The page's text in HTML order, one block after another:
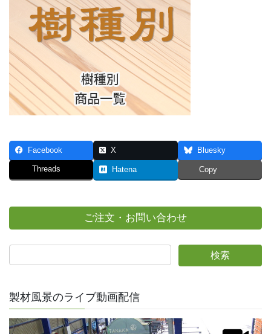
Facebook X Bluesky
Threads Hatena Copy
ご注文・お問い合わせ
製材風景のライブ動画配信